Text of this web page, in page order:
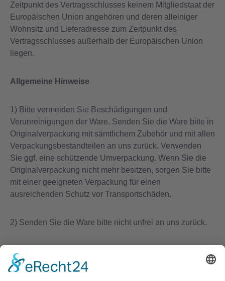
Zeitpunkt des Vertragsschlusses keinem Mitgliedstaat der
Europäischen Union angehören und deren alleiniger
Wohnsitz und Lieferadresse zum Zeitpunkt des
Vertragsschlusses außerhalb der Europäischen Union
liegen.
A llgemeine Hinweise
1) Bitte vermeiden Sie Beschädigungen und
Verunreinigungen der Ware. Senden Sie die Ware bitte in
Originalverpackung mit sämtlichem Zubehör und mit allen
Verpackungsbestandteilen an uns zurück. Verwenden
Sie ggf. eine schützende Umverpackung. Wenn Sie die
Originalverpackung nicht mehr besitzen, sorgen Sie bitte
mit einer geeigneten Verpackung für einen
ausreichenden Schutz vor Transportschäden.
2) Senden Sie die Ware bitte nicht unfrei an uns zurück.
nicht Voraussetzung für die wirksame Ausübung des
Widerrufsrechts sind.